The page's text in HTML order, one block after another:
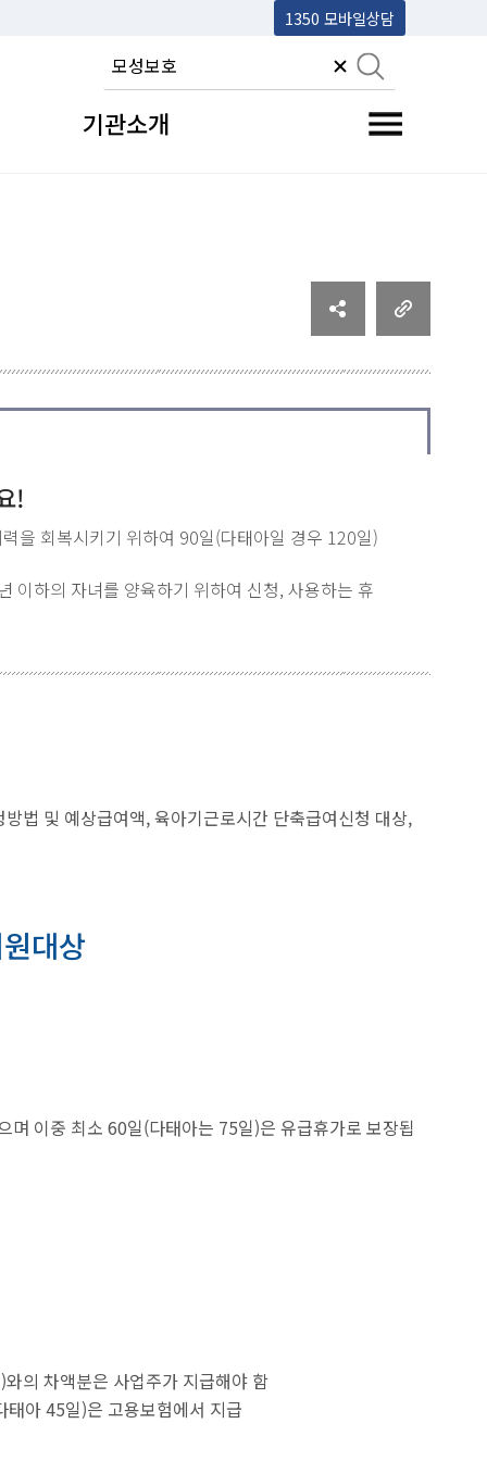
1350 모바일상담
기관소개 전체메뉴 토글
!
을 회복시키기 위하여 90일(다태아일 경우 120일)
이하의 자녀를 양육하기 위하여 신청, 사용하는 휴
법 및 예상급여액, 육아기근로시간 단축급여신청 대상,
대상
이중 최소 60일(다태아는 75일)은 유급휴가로 보장됩
의 차액분은 사업주가 지급해야 함
아 45일)은 고용보험에서 지급